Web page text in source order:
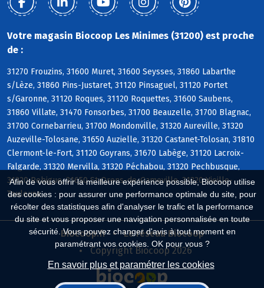
Afin de vous offrir la meilleure expérience possible, Biocoop utilise
des cookies : pour assurer une performance optimale du site, pour
récolter des statistiques afin d'analyser le trafic et la performance
du site et vous proposer une navigation personnalisée en toute
sécurité. Vous pouvez changer d'avis à tout moment en
paramétrant vos cookies. OK pour vous ?
En savoir plus et paramétrer les cookies
Votre magasin Biocoop Les Minimes (31200) est proche
de :
31270 Frouzins, 31600 Muret, 31600 Seysses, 31860 Labarthe
s/Lèze, 31860 Pins-Justaret, 31120 Pinsaguel, 31120 Portet
s/Garonne, 31120 Roques, 31120 Roquettes, 31600 Saubens,
31860 Villate, 31470 Fonsorbes, 31700 Beauzelle, 31700 Blagnac,
31700 Cornebarrieu, 31700 Mondonville, 31320 Aureville, 31320
Auzeville-Tolosane, 31650 Auzielle, 31320 Castanet-Tolosan, 31810
Clermont-le-Fort, 31120 Goyrans, 31670 Labège, 31120 Lacroix-
Falgarde, 31320 Mervilla, 31320 Péchabou, 31320 Pechbusque,
31320 Rebigue, 31650 St-Orens-de-Gameville, 31320 Vieille-
Toulouse
Biocoop.fr
Le réseau Biocoop
Copyright Biocoop 2026